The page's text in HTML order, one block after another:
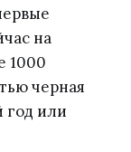
на
1000
черная
год или